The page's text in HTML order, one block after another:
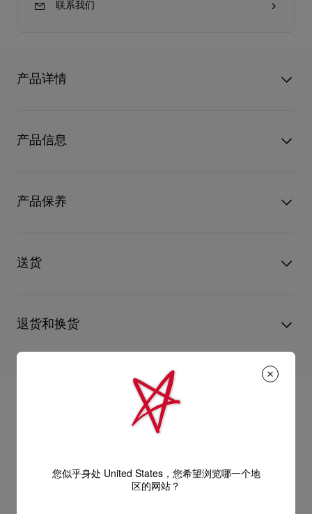
联系我们
产品详情
有造型感，呈现出不费力的时尚风格。其亮面醋酸纤维镜框令人
联想到传统牛津鞋（如Greggo款）所使用的抛光皮革，展现出大
变棕色镜片相结合，为Christian Louboutin系列带来卓越的品
- 鼻桥：14 毫米
意大利制造。
产品信息
颜色
Dark bronze
物料
金属
产品保养
革产品需要深层清洁还是保养护理，我们也能为尽应所需，确保
您心仪的设计耐用经年。 请小心护理闪亮皮革产品，以免品质受
送货
UPS标准服务：3至6个工作天内免费送货
UPS特快专递：费用为15英镑，1至3个工作天内送货（限下午4
估计送货时间由发货日期起计算。
部分地区可能需要额外的送货时间。
退货和换货
换货视乎产品库存而定，请联系客户服务专员。
专门店恕不处理退货或换货要求。
退回的产品必须完好无损，红鞋底也没有任何污渍。
您似乎身处 United States，您希望浏览哪一个地
区的网站？